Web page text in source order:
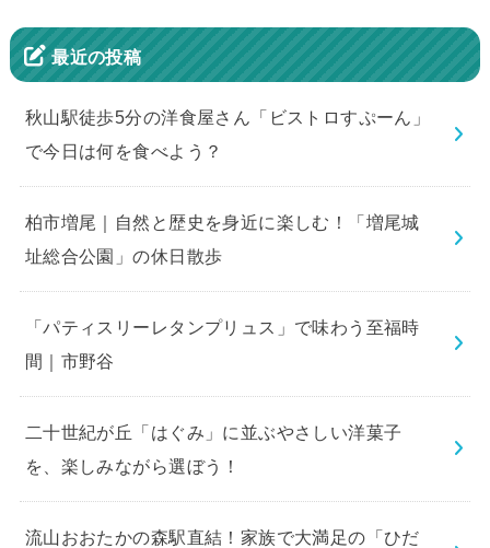
最近の投稿
秋山駅徒歩5分の洋食屋さん「ビストロすぷーん」
で今日は何を食べよう？
柏市増尾｜自然と歴史を身近に楽しむ！「増尾城
址総合公園」の休日散歩
「パティスリーレタンプリュス」で味わう至福時
間｜市野谷
二十世紀が丘「はぐみ」に並ぶやさしい洋菓子
を、楽しみながら選ぼう！
流山おおたかの森駅直結！家族で大満足の「ひだ